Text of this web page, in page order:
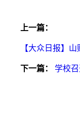
上一篇：
【大众日报】
下一篇： 学校